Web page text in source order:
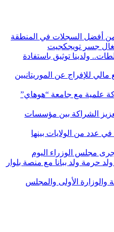
من أفضل السجلات في المنطقة
جسر تويجكجيت
ولدينا توثيق باستفادة
مالي للإفراج عن الموريتانيين
علمية مع جامعة “هوهاي”
الشراكة بين مؤسسات
في عدد من الولايات بينها
أجرى مجلس الوزراء اليوم
حرمة ولد ببانا مع منصة بلوار
والوزارة الأولى والمجلس